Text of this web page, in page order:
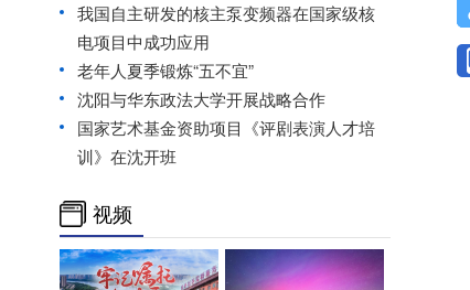
我国自主研发的核主泵变频器在国家级核
电项目中成功应用
老年人夏季锻炼“五不宜”
沈阳与华东政法大学开展战略合作
国家艺术基金资助项目《评剧表演人才培
训》在沈开班
视频